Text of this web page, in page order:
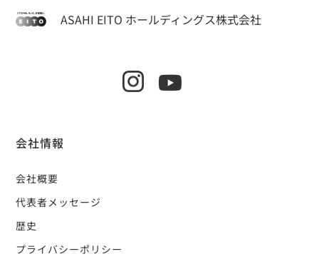
ASAHI EITO ホールディングス株式会社
会社情報
会社概要
代表者メッセージ
歴史
プライバシーポリシー